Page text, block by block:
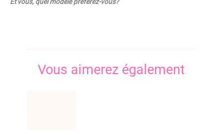
Vous aimerez également